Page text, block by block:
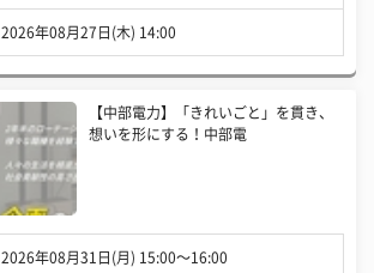
2026年08月27日(木) 14:00
【中部電力】「きれいごと」を貫き、
想いを形にする！中部電
2026年08月31日(月) 15:00〜16:00